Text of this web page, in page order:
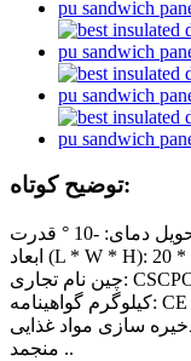
توضیح کوتاه:
جزئیات سریع بسته بندی و تحویل دمای: -10 ° قدرت (W): 30kw
ابعاد (L * W * H): 20 * 10 * 3M شرایط: محل جدید مبدا: فوجیان ،
چین نام تجاری: CSCPOWER ولتاژ: 380 / 50HZ / 3PH وزن: 45000
کیلوگرم گواهینامه: CE قدیمی یا جدید: مارک کمپرسور جدید: بیتزر
سازی مواد غذایی
منجمد ..